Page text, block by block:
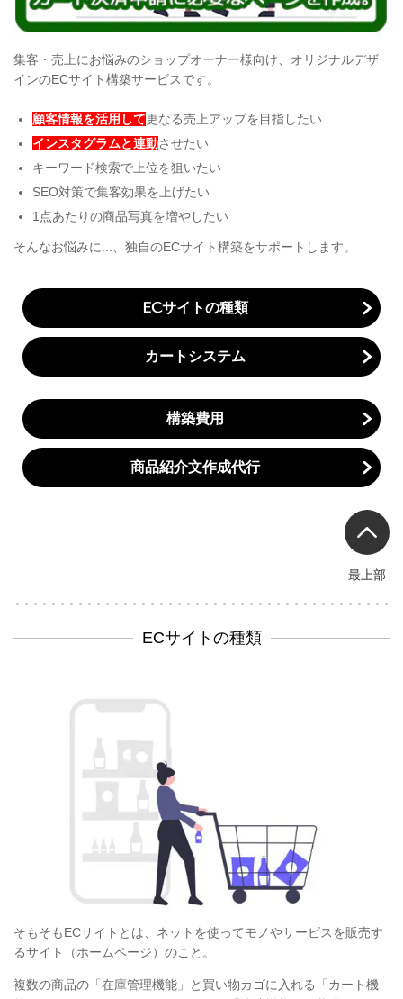
集客・売上にお悩みのショップオーナー様向け、 オリジナルデザ
インのECサイト構築サービスです。
顧客情報を活用して更なる売上アップを目指したい
インスタグラムと連動させたい
キーワード検索で上位を狙いたい
SEO対策で集客効果を上げたい
1点あたりの商品写真を増やしたい
そんなお悩みに...、独自のECサイト構築をサポートします。
ECサイトの種類
カートシステム
構築費用
商品紹介文作成代行
最上部
ECサイトの種類
そもそもECサイトとは、ネットを使ってモノやサービスを販売す
るサイト（ホームページ）のこと。
複数の商品の「在庫管理機能」と買い物カゴに入れる「カート機